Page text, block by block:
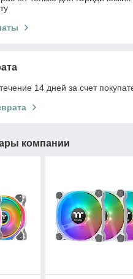
14 дней за счет
компании